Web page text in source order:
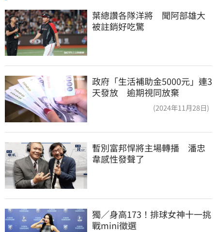
葉總讚各隊洋將　聞阿部雄大
被註銷好吃驚
政府「生活補助金5000元」連3
天發放 逾期視同放棄
(2024年11月28日)
暫別富邦悍將主場轉播　潘忠
韋感性發聲了
獨／身高173！排球女神十一挑
戰mini徵選